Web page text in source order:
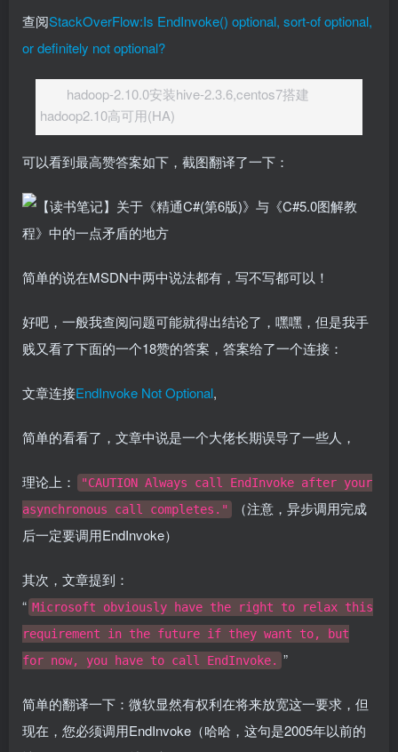
查阅StackOverFlow:Is EndInvoke() optional, sort-of optional,
or definitely not optional?
hadoop-2.10.0安装hive-2.3.6,centos7搭建
hadoop2.10高可用(HA)
可以看到最高赞答案如下，截图翻译了一下：
简单的说在MSDN中两中说法都有，写不写都可以！
好吧，一般我查阅问题可能就得出结论了，嘿嘿，但是我手
贱又看了下面的一个18赞的答案，答案给了一个连接：
文章连接EndInvoke Not Optional,
简单的看看了，文章中说是一个大佬长期误导了一些人，
理论上：
"CAUTION Always call EndInvoke after your
asynchronous call completes."
（注意，异步调用完成
后一定要调用EndInvoke）
其次，文章提到：
“ Microsoft obviously have the right to relax this
requirement in the future if they want to, but
for now, you have to call EndInvoke. ”
简单的翻译一下：微软显然有权利在将来放宽这一要求，但
现在，您必须调用EndInvoke（哈哈，这句是2005年以前的